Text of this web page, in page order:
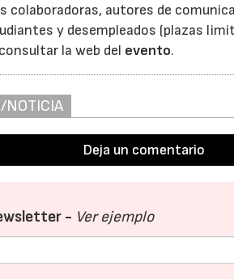
colaboradoras, autores de
y desempleados (plazas
la web del evento.
NOTICIA
Deja un comentario
- Ver ejemplo